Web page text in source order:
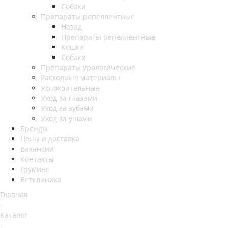
Собаки
Препараты репеллентные
Назад
Препараты репеллентные
Кошки
Собаки
Препараты урологические
Расходные материалы
Успокоительные
Уход за глазами
Уход за зубами
Уход за ушами
Бренды
Цены и доставка
Вакансии
Контакты
Груминг
Ветклиника
Главная
-
Каталог
-